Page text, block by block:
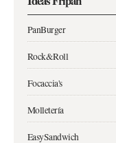
PanBurger
Rock&Roll
Focaccia's
Molletería
EasySandwich